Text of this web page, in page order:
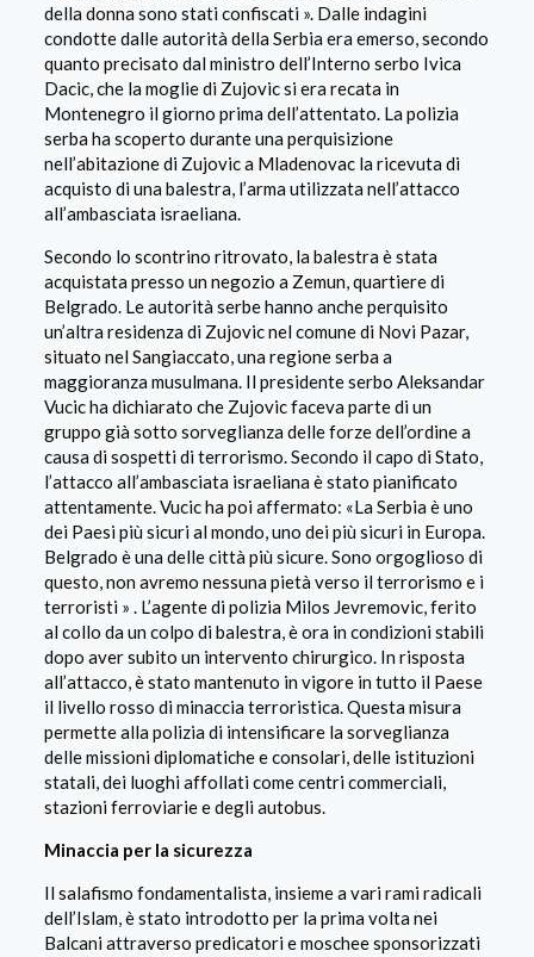
della donna sono stati confiscati ».Dalle indagini
condotte dalle autorità della Serbia era emerso, secondo
quanto precisato dal ministro dell’Interno serbo Ivica
Dacic, che la moglie di Zujovic si era recata in
Montenegro il giorno prima dell’attentato. La polizia
serba ha scoperto durante una perquisizione
nell’abitazione di Zujovic a Mladenovac la ricevuta di
acquisto di una balestra, l’arma utilizzata nell’attacco
all’ambasciata israeliana.
Secondo lo scontrino ritrovato, labalestra è stata
acquistata presso un negozio a Zemun, quartiere di
Belgrado. Le autorità serbe hanno anche perquisito
un’altra residenza di Zujovic nel comune di Novi Pazar,
situato nel Sangiaccato, una regione serba a
maggioranza musulmana. Il presidente serbo Aleksandar
Vucic ha dichiarato che Zujovic faceva parte di un
gruppo già sotto sorveglianza delle forze dell’ordine a
causa di sospetti di terrorismo. Secondo il capo di Stato,
l’attacco all’ambasciata israeliana è stato pianificato
attentamente. Vucic ha poi affermato: «La Serbia è uno
dei Paesi più sicuri al mondo, uno dei più sicuri in Europa.
Belgrado è una delle città più sicure. Sono orgoglioso di
questo, non avremo nessuna pietà verso il terrorismo e i
terroristi » . L’agente di polizia Milos Jevremovic, ferito
al collo da un colpo di balestra, è ora in condizioni stabili
dopo aver subito un intervento chirurgico. In risposta
all’attacco, è stato mantenuto in vigore in tutto il Paese
il livello rosso di minaccia terroristica. Questa misura
permette alla polizia di intensificare la sorveglianza
delle missioni diplomatiche e consolari, delle istituzioni
statali, dei luoghi affollati come centri commerciali,
stazioni ferroviarie e degli autobus.
Minaccia per la sicurezza
Il salafismo fondamentalista, insieme a vari rami radicali
dell’Islam, è stato introdotto per la prima volta nei
Balcaniattraverso predicatori e moschee sponsorizzati